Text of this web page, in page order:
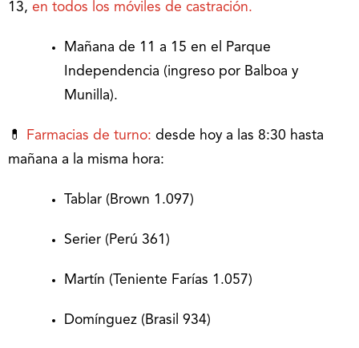
13, en todos los móviles de castración.
Mañana de 11 a 15 en el Parque
Independencia (ingreso por Balboa y
Munilla).
💊 Farmacias de turno: desde hoy a las 8:30 hasta
mañana a la misma hora:
Tablar (Brown 1.097)
Serier (Perú 361)
Martín (Teniente Farías 1.057)
Domínguez (Brasil 934)